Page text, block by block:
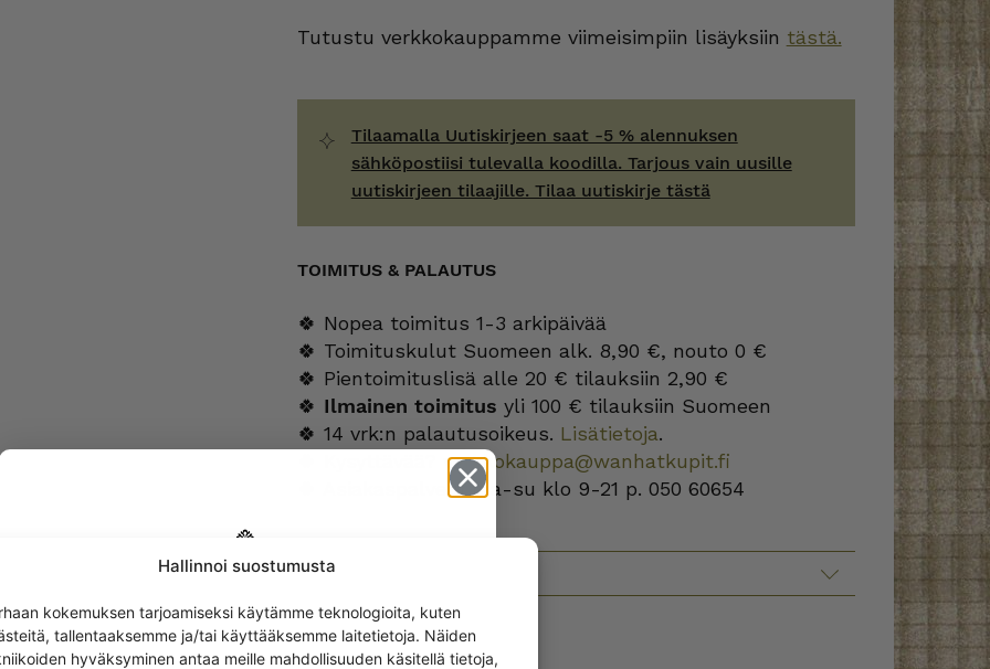
Hallinnoi suostumusta
kokemuksen tarjoamiseksi käytämme teknologioita, kuten
tallentaaksemme ja/tai käyttääksemme laitetietoja. Näiden
hyväksyminen antaa meille mahdollisuuden käsitellä tietoja,
Tutustu verkkokauppamme viimeisimpiin lisäyksiin tästä.
Tilaamalla Uutiskirjeen saat -5 % alennuksen
sähköpostiisi tulevalla koodilla. Tarjous vain uusille
uutiskirjeen tilaajille. Tilaa uutiskirje tästä
TOIMITUS & PALAUTUS
🍀 Nopea toimitus 1-3 arkipäivää
🍀 Toimituskulut Suomeen alk. 8,90 €, nouto 0 €
🍀 Pientoimituslisä alle 20 € tilauksiin 2,90 €
🍀 Ilmainen toimitus yli 100 € tilauksiin Suomeen
🍀 14 vrk:n palautusoikeus. Lisätietoja.
verkkokauppa@wanhatkupit.fi
🍀 Asiakaspalvelu ma-su klo 9-21 p. 050 60654
LISÄTIEDOT
Get -5%
off?